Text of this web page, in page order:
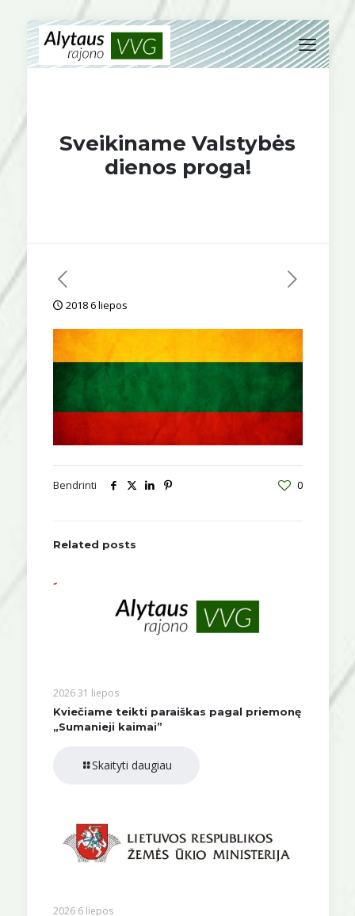
Sveikiname Valstybės
dienos proga!
2018 6 liepos
Bendrinti 0
Related posts
2026 31 liepos
Kviečiame teikti paraiškas pagal priemonę
„Sumanieji kaimai”
Skaityti daugiau
2026 6 liepos